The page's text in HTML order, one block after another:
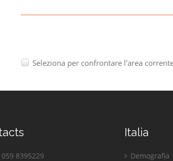
Seleziona per confrontare l'area
059 8395229
Italia
Demografia